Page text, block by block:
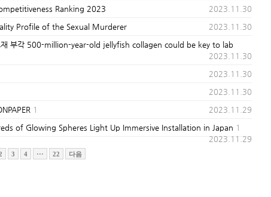
Ranking 2023
2023.11.30
Profile of the Sexual Murderer
2023.11.30
재 부각 500-million-year-old jellyfish collagen could be key to lab
2023.11.30
2023.11.30
2023.11.30
1
2023.11.29
of Glowing Spheres Light Up Immersive Installation in Japan 1
2023.11.29
3 4 ··· 22 다음